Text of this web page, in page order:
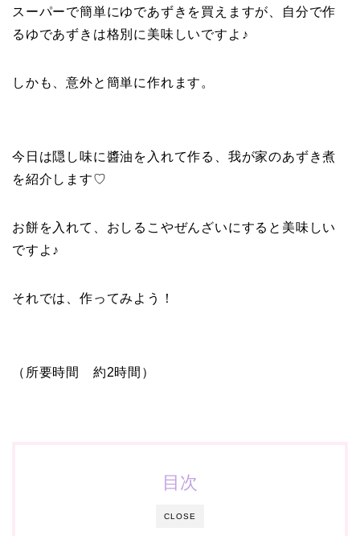
スーパーで簡単にゆであずきを買えますが、自分で作
るゆであずきは格別に美味しいですよ♪
しかも、意外と簡単に作れます。
今日は隠し味に醬油を入れて作る、我が家のあずき煮
を紹介します♡
お餅を入れて、おしるこやぜんざいにすると美味しい
ですよ♪
それでは、作ってみよう！
（所要時間 約2時間）
CLOSE
目次